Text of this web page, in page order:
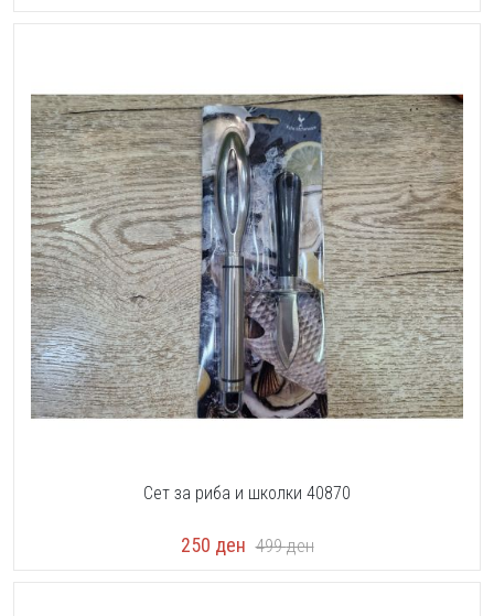
Сет за риба и школки 40870
250 ден 499ден